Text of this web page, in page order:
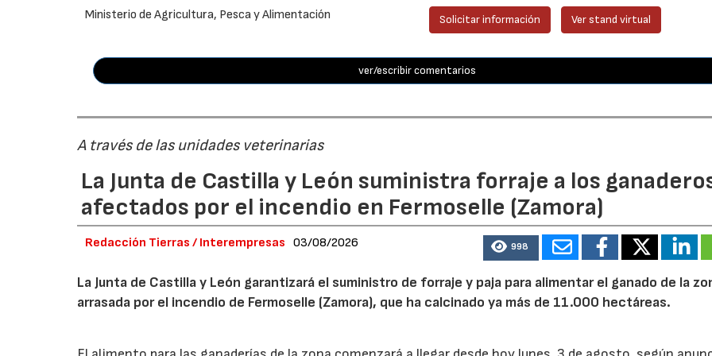
Ministerio de Agricultura, Pesca y Alimentación Solicitar información Ver stand virtual
ver/escribir comentarios
A través de las unidades veterinarias
La Junta de Castilla y León suministra forraje a los
afectados por el incendio en Fermoselle (Zamora)
Redacción Tierras / Interempresas 03/08/2026 998
La Junta de Castilla y León garantizará el suministro de forraje y paja para alimentar el ganado de la
arrasada por el incendio de Fermoselle (Zamora), que ha calcinado ya más de 11.000 hectáreas.